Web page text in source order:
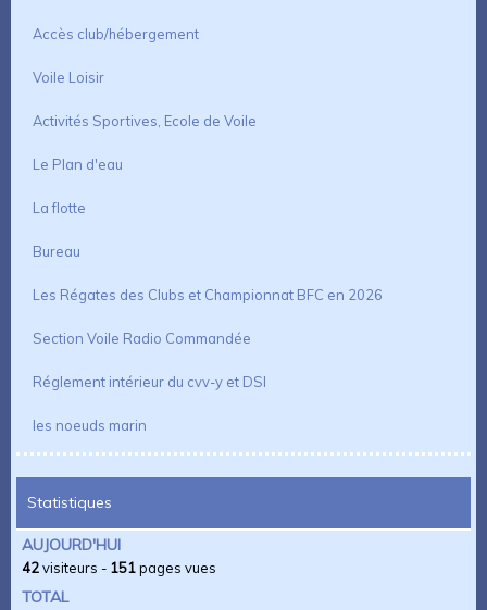
Accès club/hébergement
Voile Loisir
Activités Sportives, Ecole de Voile
Le Plan d'eau
La flotte
Bureau
Les Régates des Clubs et Championnat BFC en 2026
Section Voile Radio Commandée
Réglement intérieur du cvv-y et DSI
les noeuds marin
Statistiques
AUJOURD'HUI
42visiteurs - 151pages vues
TOTAL